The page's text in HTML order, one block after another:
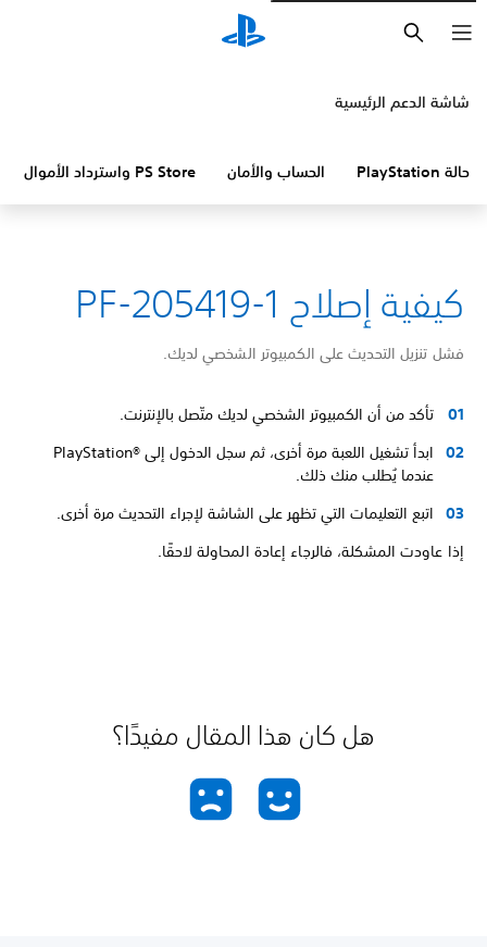
شاشة الدعم الرئيسية
حالة PlayStation الحساب والأمان PS Store واسترداد الأموال
كيفية إصلاح PF-205419-1
فشل تنزيل التحديث على الكمبيوتر الشخصي لديك.
تأكد من أن الكمبيوتر الشخصي لديك متّصل بالإنترنت.
ابدأ تشغيل اللعبة مرة أخرى، ثم سجل الدخول إلى PlayStation®‎
عندما يُطلب منك ذلك.
اتبع التعليمات التي تظهر على الشاشة لإجراء التحديث مرة أخرى.
إذا عاودت المشكلة، فالرجاء إعادة المحاولة لاحقًا.
هل كان هذا المقال مفيدًا؟